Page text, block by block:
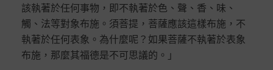
該執著於任何事物，即不執著於色、聲、香、味、
觸、法等對象布施。須菩提，菩薩應該這樣布施，不
執著於任何表象。為什麼呢？如果菩薩不執著於表象
布施，那麼其福德是不可思議的。」